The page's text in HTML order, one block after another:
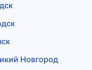
Новгород